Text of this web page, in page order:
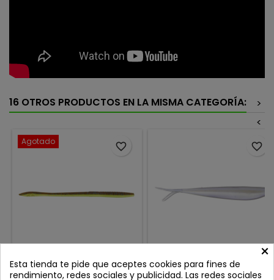
16 OTROS PRODUCTOS EN LA MISMA CATEGORÍA:
>
<
Agotado
X ZONE LURES DECEPTION
WORM WARMOUTH
favorite_border
ZOOM THE FLUKE 4''
ALBINO
favorite_border
×
Esta tienda te pide que aceptes cookies para fines de
rendimiento, redes sociales y publicidad. Las redes sociales